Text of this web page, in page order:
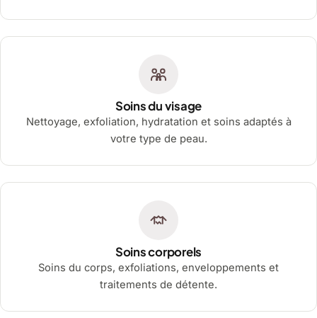
Soins du visage
Nettoyage, exfoliation, hydratation et soins adaptés à
votre type de peau.
Soins corporels
Soins du corps, exfoliations, enveloppements et
traitements de détente.